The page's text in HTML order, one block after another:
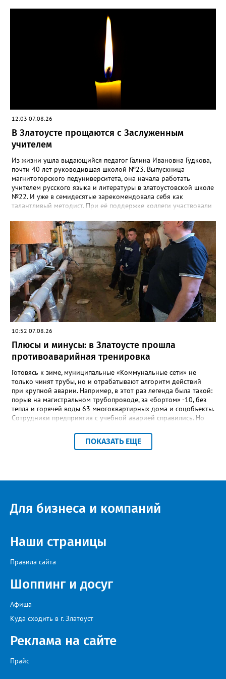
силы перед долгой зимовкой.
12:03 07.08.26
В Златоусте прощаются с Заслуженным
учителем
Из жизни ушла выдающийся педагог Галина Ивановна Гудкова,
почти 40 лет руководившая школой №23. Выпускница
магнитогорского педуниверситета, она начала работать
учителем русского языка и литературы в златоустовской школе
№22. И уже в семидесятые зарекомендовала себя как
талантливый методист. При её поддержке коллеги участвовали
«Благодаря её мудрому руководству в школе сформировался
сильный педагогический коллектив, объединённый общими
ценностями и любовью к своему делу. Для многих Галина
Ивановна навсегда останется не только талантливым
руководителем, но и настоящим Учителем с большой буквы», -
говорится в сообществе школы №23 во ВКонтакте. Свои
соболезнования семье Галины Ивановны выразил глава
Златоуста Олег Решетников. «Её вклад зафиксирован в
важнейших документах школы, но главное - он остался в
людях: в тех учителях, которых она поддержала, в тех
учениках, которых она вдохновила. Заслуженный учитель РФ,
«Отличник народного просвещения», обладатель медали «За
доблестный труд», Галина Ивановна оставила не только
награды и документы, но и работающий, живой механизм
школы, который продолжает жить её принципами», - говорится
в некрологе.
10:52 07.08.26
Плюсы и минусы: в Златоусте прошла
противоаварийная тренировка
Готовясь к зиме, муниципальные «Коммунальные сети» не
только чинят трубы, но и отрабатывают алгоритм действий
при крупной аварии. Например, в этот раз легенда была такой:
порыв на магистральном трубопроводе, за «бортом» -10, без
тепла и горячей воды 63 многоквартирных дома и соцобъекты.
Сотрудники предприятия с учебной аварией справились. Но
отметили и недочёты. «Например, управляющие компании
несвоевременно приняли меры для предотвращения
— сообщила начальник Главного управления ГЖИ Ирина
оперативно делиться информацией со всеми
заинтересованными – от поставщика тепла до конечных
ПОКАЗАТЬ ЕЩЕ
Для бизнеса и компаний
Наши страницы
Правила сайта
Шоппинг и досуг
Афиша
Куда сходить в г. Златоуст
Реклама на сайте
Прайс